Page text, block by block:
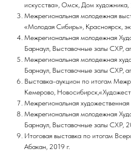
искусства», Омск, Дом художника,
Межрегиональная молодежная
«Молодая Сибирь», Красноярск,
Межрегиональная молодежная
Барнаул, Выставочные залы СХР,
Межрегиональная молодежная
Барнаул, Выставочные залы СХР,
Выставка-аукцион по итогам
Кемерово,
Межрегиональная
Межрегиональная молодежная
Барнаул, Выставочные залы СХР,
Итоговая выставка по итогам
Абакан, 2019 г.